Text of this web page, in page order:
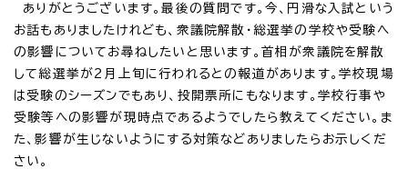
ありがとうございます。最後の質問です。今、円滑な入試という
お話もありましたけれども、衆議院解散・総選挙の学校や受験へ
の影響についてお尋ねしたいと思います。首相が衆議院を解散
して総選挙が2月上旬に行われるとの報道があります。学校現場
は受験のシーズンでもあり、投開票所にもなります。学校行事や
受験等への影響が現時点であるようでしたら教えてください。ま
た、影響が生じないようにする対策などありましたらお示しくだ
さい。